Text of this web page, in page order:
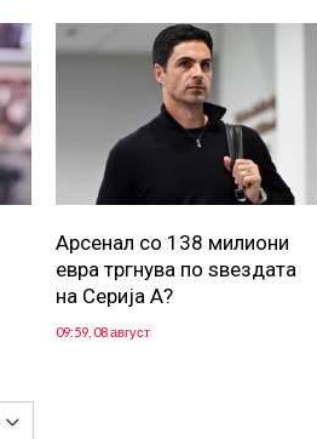
Арсенал со 138 милиони
евра тргнува по ѕвездата
на Серија А?
09:59, 08 август